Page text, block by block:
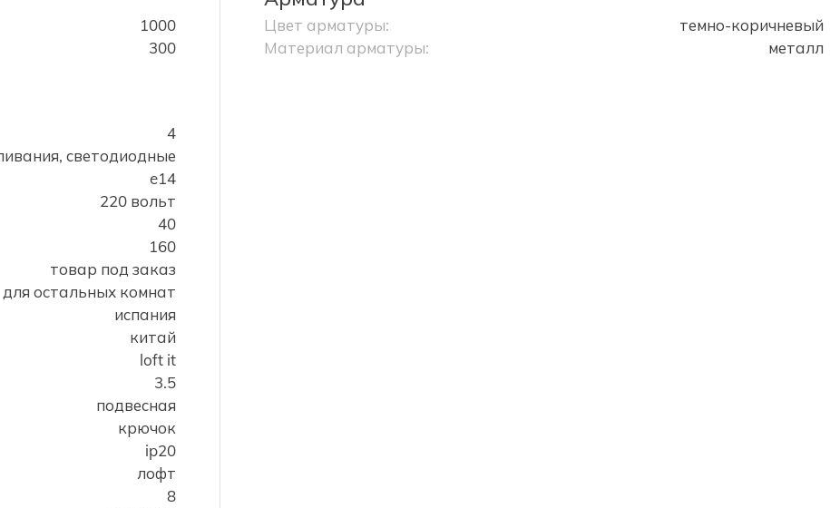
1000
300
Цвет арматуры:
темно-коричневый
Материал арматуры:
металл
4
светодиодные
e14
220 вольт
40
160
товар под заказ
для остальных комнат
испания
китай
loft it
3.5
подвесная
крючок
ip20
лофт
8